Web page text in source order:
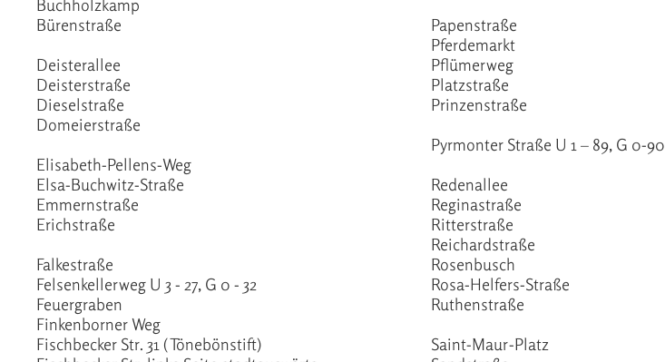
Buchholzkamp
Bürenstraße
Deisterallee
Deisterstraße
Dieselstraße
Domeierstraße
Elisabeth-Pellens-Weg
Elsa-Buchwitz-Straße
Emmernstraße
Erichstraße
Falkestraße
Felsenkellerweg U 3 - 27, G 0 - 32
Feuergraben
Finkenborner Weg
Fischbecker Str. 31 (Tönebönstift)
Papenstraße
Pferdemarkt
Pflümerweg
Platzstraße
Prinzenstraße
Pyrmonter Straße U 1 – 89, G 0-90
Redenallee
Reginastraße
Ritterstraße
Reichardstraße
Rosenbusch
Rosa-Helfers-Straße
Ruthenstraße
Saint-Maur-Platz